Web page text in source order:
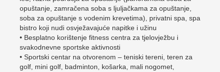
opuštanje, zamračena soba s ljuljačkama za opuštanje,
soba za opuštanje s vodenim krevetima), privatni spa, spa
bistro koji nudi osvježavajuće napitke i užinu
• Besplatno korištenje fitness centra za tjelovježbu i
svakodnevne sportske aktivnosti
• Sportski centar na otvorenom – teniski tereni, teren za
golf, mini golf, badminton, košarka, mali nogomet,